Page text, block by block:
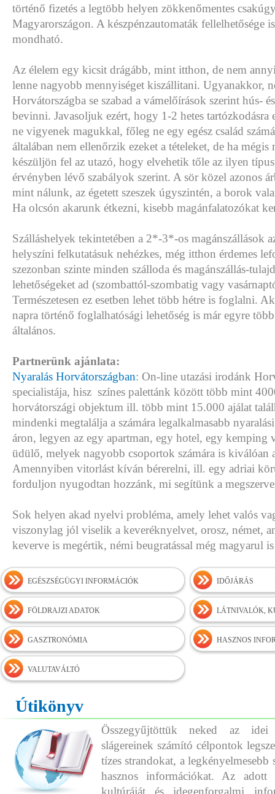
történő fizetés a legtöbb helyen zökkenőmentes
Magyarországon. A készpénzautomaták fellelhetősége
mondható.
Az élelem egy kicsit drágább, mint itthon, de nem
lenne nagyobb mennyiséget kiszállitani. Ugyanakkor,
Horvátországba se szabad a vámelőírások szerint hús-
bevinni. Javasoljuk ezért, hogy 1-2 hetes tartózkodásra
ne vigyenek magukkal, főleg ne egy egész család
általában nem ellenőrzik ezeket a tételeket, de ha mégis
készüljön fel az utazó, hogy elvehetik tőle az ilyen
érvényben lévő szabályok szerint. A sör közel azonos
mint nálunk, az égetett szeszek úgyszintén, a borok
Ha olcsón akarunk étkezni, kisebb magánfalatozókat
Szálláshelyek tekintetében a 2*-3*-os magánszállások
helyszíni felkutatásuk nehézkes, még itthon érdemes
szezonban szinte minden szálloda és magánszállás-
lehetőségeket ad (szombattól-szombatig vagy
Természetesen ez esetben lehet több hétre is foglalni.
napra történő foglalhatósági lehetőség is már egyre
általános.
Partnerünk ajánlata:
Nyaralás Horvátországban: On-line utazási irodánk
specialistája, hisz színes palettánk között több mint
horvátországi objektum ill. több mint 15.000 ajálat
mindenki megtalálja a számára legalkalmasabb
áron, legyen az egy apartman, egy hotel, egy kemping
üdülő, melyek nagyobb csoportok számára is kiválóan
Amennyiben vitorlást kíván bérerelni, ill. egy adriai
forduljon nyugodtan hozzánk, mi segítünk a
Sok helyen akad nyelvi probléma, amely lehet valós
viszonylag jól viselik a keveréknyelvet, orosz, német,
keverve is megértik, némi beugratással még magyarul
EGÉSZSÉGÜGYI INFORMÁCIÓK IDŐJÁRÁS
FÖLDRAJZI ADATOK LÁTNIVALÓK,
GASZTRONÓMIA HASZNOS
VALUTAVÁLTÓ
Útikönyv
Összegyűjtöttük neked az idei
slágereinek számító célpontok
tízes strandokat, a legkényelmesebb
hasznos információkat. Az adott
kultúráját és idegenforgalmi